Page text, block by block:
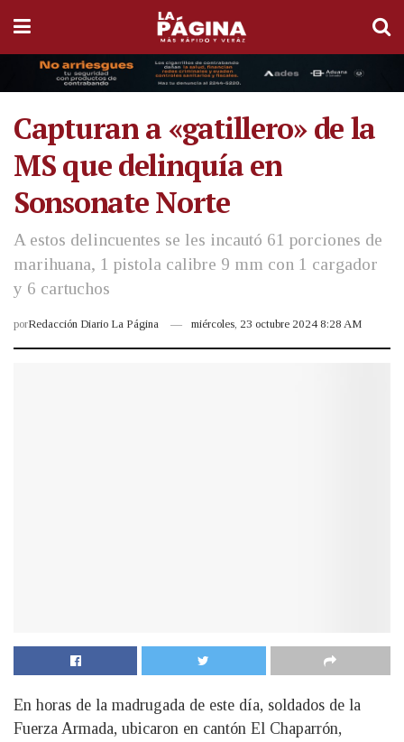
Capturan a «gatillero» de la
MS que delinquía en
Sonsonate Norte
A estos delincuentes se les incautó 61 porciones de
marihuana, 1 pistola calibre 9 mm con 1 cargador
y 6 cartuchos
porRedacción Diario La Página miércoles, 23 octubre 2024 8:28 AM
En horas de la madrugada de este día, soldados de la
Fuerza Armada, ubicaron en cantón El Chaparrón,